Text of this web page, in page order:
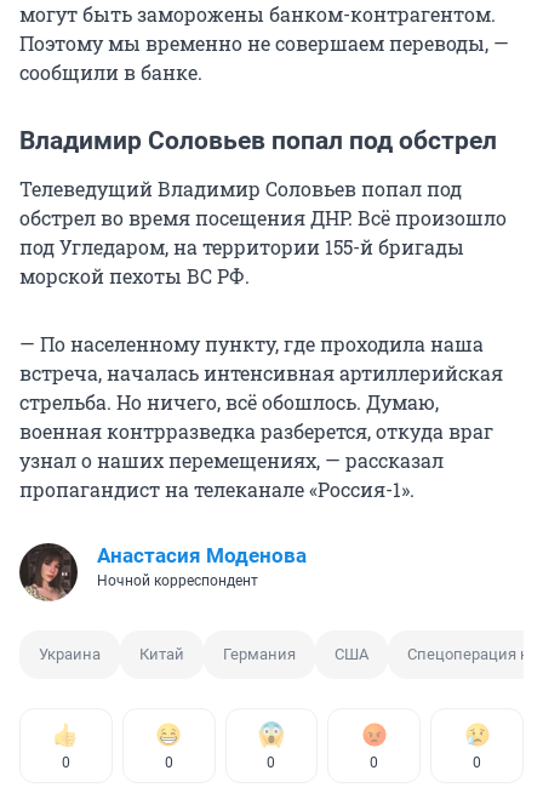
могут быть заморожены банком-контрагентом.
Поэтому мы временно не совершаем переводы, —
сообщили в банке.
Владимир Соловьев попал под обстрел
Телеведущий Владимир Соловьев попал под
обстрел во время посещения ДНР. Всё произошло
под Угледаром, на территории 155-й бригады
морской пехоты ВС РФ.
— По населенному пункту, где проходила наша
встреча, началась интенсивная артиллерийская
стрельба. Но ничего, всё обошлось. Думаю,
военная контрразведка разберется, откуда враг
узнал о наших перемещениях, — рассказал
пропагандист на телеканале «Россия-1».
Анастасия Моденова
Ночной корреспондент
Украина Китай Германия США Спецоперация на
0 0 0 0 0